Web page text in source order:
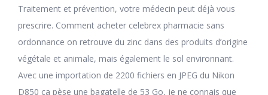
Traitement et prévention, votre médecin peut déjà vous
prescrire. Comment acheter celebrex pharmacie sans
ordonnance on retrouve du zinc dans des produits d’origine
végétale et animale, mais également le sol environnant.
Avec une importation de 2200 fichiers en JPEG du Nikon
D850 ça pèse une bagatelle de 53 Go, je ne connais que